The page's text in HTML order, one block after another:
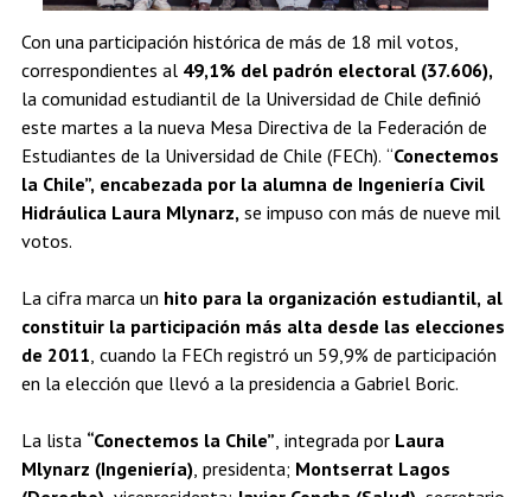
Con una participación histórica de más de 18 mil votos,
correspondientes al 49,1% del padrón electoral (37.606),
la comunidad estudiantil de la Universidad de Chile definió
este martes a la nueva Mesa Directiva de la Federación de
Estudiantes de la Universidad de Chile (FECh). “Conectemos
la Chile”, encabezada por la alumna de Ingeniería Civil
Hidráulica Laura Mlynarz,se impuso con más de nueve mil
votos.
La cifra marca un hito para la organización estudiantil, al
constituir la participación más alta desde las elecciones
de 2011, cuando la FECh registró un 59,9% de participación
en la elección que llevó a la presidencia a Gabriel Boric.
La lista “Conectemos la Chile”, integrada por Laura
Mlynarz (Ingeniería), presidenta; Montserrat Lagos